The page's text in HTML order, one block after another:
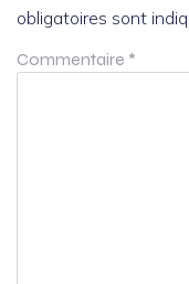
obligatoires sont
Commentaire *